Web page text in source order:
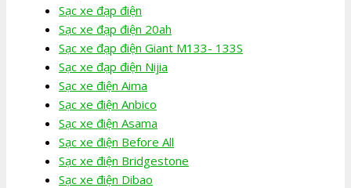
Sạc xe đạp điện
Sạc xe đạp điện 20ah
Sạc xe đạp điện Giant M133- 133S
Sạc xe đạp điện Nijia
Sạc xe điện Aima
Sạc xe điện Anbico
Sạc xe điện Asama
Sạc xe điện Before All
Sạc xe điện Bridgestone
Sạc xe điện Dibao